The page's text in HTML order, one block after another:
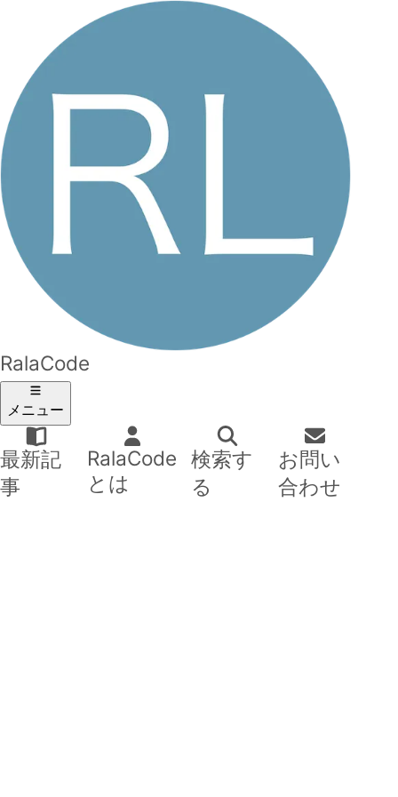
RalaCode
メニュー
最新記
事
RalaCode
とは
検索す
る
お問い
合わせ